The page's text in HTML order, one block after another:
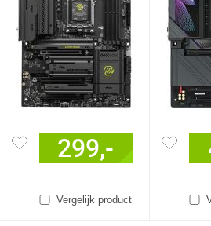
Vergelijk product
299,-